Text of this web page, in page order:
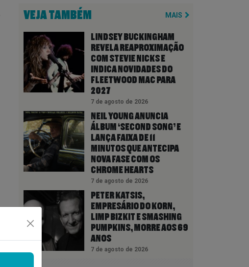
VEJA TAMBÉM MAIS
LINDSEY BUCKINGHAM
REVELA REAPROXIMAÇÃO
COM STEVIE NICKS E
INDICA NOVIDADES DO
FLEETWOOD MAC PARA
2027
7 de agosto de 2026
NEIL YOUNG ANUNCIA
ÁLBUM ‘SECOND SONG’ E
LANÇA FAIXA DE 11
MINUTOS QUE ANTECIPA
NOVA FASE COM OS
CHROME HEARTS
7 de agosto de 2026
PETER KATSIS,
EMPRESÁRIO DO KORN,
LIMP BIZKIT E SMASHING
PUMPKINS, MORRE AOS 69
ANOS
7 de agosto de 2026